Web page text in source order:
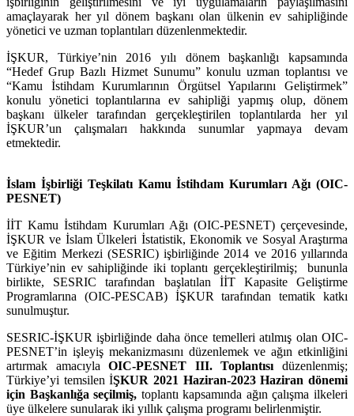
amaçlayarak her yıl dönem başkanı olan ülkenin ev sahipliğinde
yönetici ve uzman toplantıları düzenlenmektedir.
İŞKUR, Türkiye’nin 2016 yılı dönem başkanlığı kapsamında
“Hedef Grup Bazlı Hizmet Sunumu” konulu uzman toplantısı ve
“Kamu İstihdam Kurumlarının Örgütsel Yapılarını Geliştirmek”
konulu yönetici toplantılarına ev sahipliği yapmış olup, dönem
başkanı ülkeler tarafından gerçekleştirilen toplantılarda her yıl
İŞKUR’un çalışmaları hakkında sunumlar yapmaya devam
etmektedir.
İslam İşbirliği Teşkilatı Kamu İstihdam Kurumları Ağı (OIC-
PESNET)
İİT Kamu İstihdam Kurumları Ağı (OIC-PESNET) çerçevesinde,
İŞKUR ve İslam Ülkeleri İstatistik, Ekonomik ve Sosyal Araştırma
ve Eğitim Merkezi (SESRIC) işbirliğinde 2014 ve 2016 yıllarında
Türkiye’nin ev sahipliğinde iki toplantı gerçekleştirilmiş; bununla
birlikte, SESRIC tarafından başlatılan İİT Kapasite Geliştirme
Programlarına (OIC-PESCAB) İŞKUR tarafından tematik katkı
sunulmuştur.
SESRIC-İŞKUR işbirliğinde daha önce temelleri atılmış olan OIC-
PESNET’in işleyiş mekanizmasını düzenlemek ve ağın etkinliğini
artırmak amacıylaOIC-PESNET III. Toplantısı düzenlenmiş;
Türkiye’yi temsilen İŞKUR 2021 Haziran-2023 Haziran dönemi
için Başkanlığa seçilmiş, toplantı kapsamında ağın çalışma ilkeleri
üye ülkelere sunularak iki yıllık çalışma programı belirlenmiştir.